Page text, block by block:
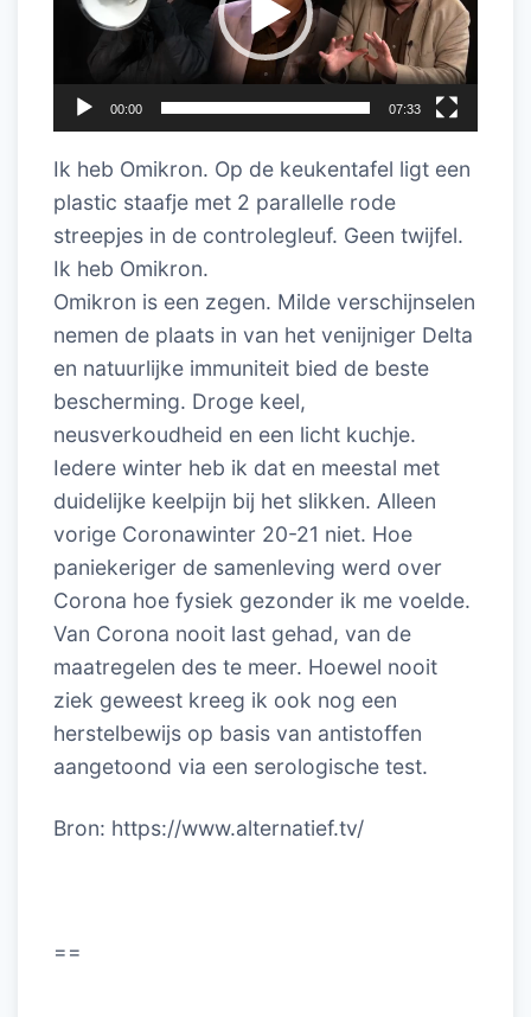
00:00 07:33
Ik heb Omikron. Op de keukentafel ligt een
plastic staafje met 2 parallelle rode
streepjes in de controlegleuf. Geen twijfel.
Ik heb Omikron.
Omikron is een zegen. Milde verschijnselen
nemen de plaats in van het venijniger Delta
en natuurlijke immuniteit bied de beste
bescherming. Droge keel,
neusverkoudheid en een licht kuchje.
Iedere winter heb ik dat en meestal met
duidelijke keelpijn bij het slikken. Alleen
vorige Coronawinter 20-21 niet. Hoe
paniekeriger de samenleving werd over
Corona hoe fysiek gezonder ik me voelde.
Van Corona nooit last gehad, van de
maatregelen des te meer. Hoewel nooit
ziek geweest kreeg ik ook nog een
herstelbewijs op basis van antistoffen
aangetoond via een serologische test.
Bron: https://www.alternatief.tv/
==